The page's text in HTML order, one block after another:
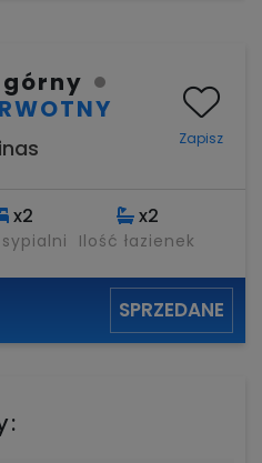
Zapisz
x2 x2
Ilość łazienek
SPRZEDANE